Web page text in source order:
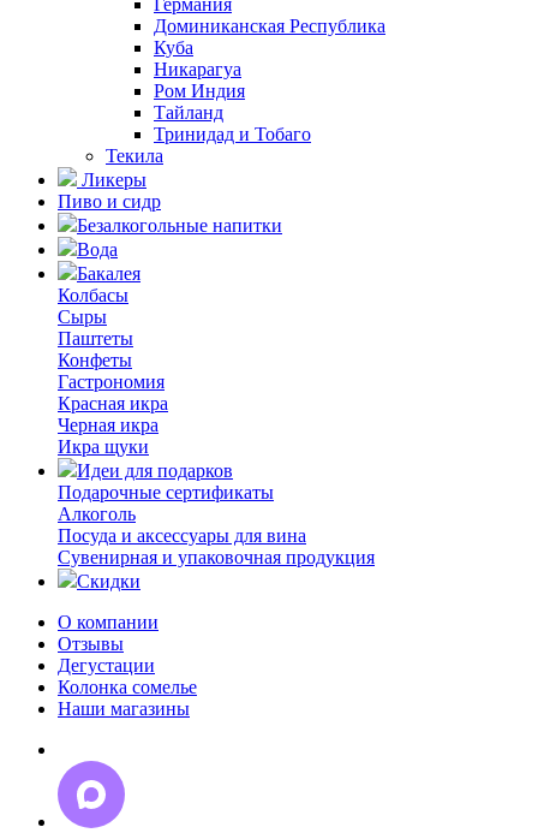
Германия
Доминиканская Республика
Куба
Никарагуа
Ром Индия
Тайланд
Тринидад и Тобаго
Текила
Ликеры
Пиво и сидр
Безалкогольные напитки
Вода
Бакалея
Колбасы
Сыры
Паштеты
Конфеты
Гастрономия
Красная икра
Черная икра
Икра щуки
Идеи для подарков
Подарочные сертификаты
Алкоголь
Посуда и аксессуары для вина
Сувенирная и упаковочная продукция
Скидки
О компании
Отзывы
Дегустации
Колонка сомелье
Наши магазины